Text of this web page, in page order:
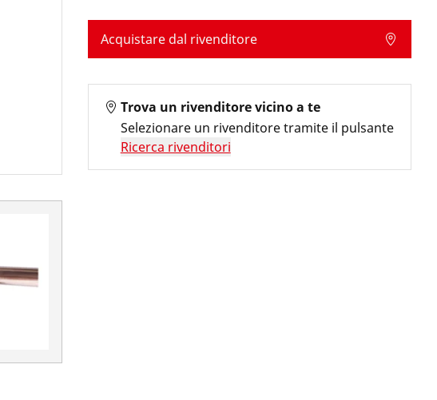
Acquistare dal rivenditore
Trova un rivenditore vicino a te
Selezionare un rivenditore tramite il pulsante
Ricerca rivenditori